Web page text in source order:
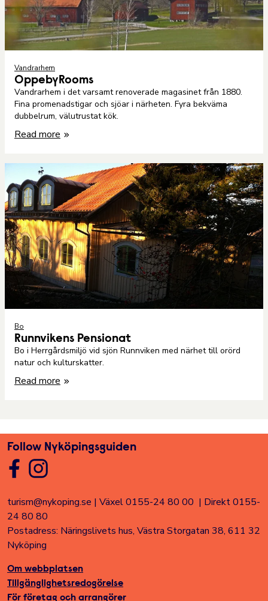
Vandrarhem
OppebyRooms
Vandrarhem i det varsamt renoverade magasinet från 1880.
Fina promenadstigar och sjöar i närheten. Fyra bekväma
dubbelrum, välutrustat kök.
Read more
Bo
Runnvikens Pensionat
Bo i Herrgårdsmiljö vid sjön Runnviken med närhet till orörd
natur och kulturskatter.
Read more
Follow Nyköpingsguiden
turism@nykoping.se | Växel 0155-24 80 00 | Direkt 0155-
24 80 80
Postadress: Näringslivets hus, Västra Storgatan 38, 611 32
Nyköping
Om webbplatsen
Tillgänglighetsredogörelse
För företag och arrangörer